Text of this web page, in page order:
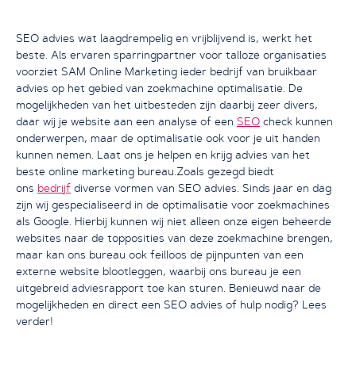
SEO advies wat laagdrempelig en vrijblijvend is, werkt het
beste. Als ervaren sparringpartner voor talloze organisaties
voorziet SAM Online Marketing ieder bedrijf van bruikbaar
advies op het gebied van zoekmachine optimalisatie. De
mogelijkheden van het uitbesteden zijn daarbij zeer divers,
daar wij je website aan een analyse of een SEO check kunnen
onderwerpen, maar de optimalisatie ook voor je uit handen
kunnen nemen. Laat ons je helpen en krijg advies van het
beste online marketing bureau.Zoals gezegd biedt
ons bedrijf diverse vormen van SEO advies. Sinds jaar en dag
zijn wij gespecialiseerd in de optimalisatie voor zoekmachines
als Google. Hierbij kunnen wij niet alleen onze eigen beheerde
websites naar de topposities van deze zoekmachine brengen,
maar kan ons bureau ook feilloos de pijnpunten van een
externe website blootleggen, waarbij ons bureau je een
uitgebreid adviesrapport toe kan sturen. Benieuwd naar de
mogelijkheden en direct een SEO advies of hulp nodig? Lees
verder!